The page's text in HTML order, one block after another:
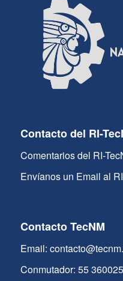
Contacto del RI-
Comentarios del RI-
Envíanos un Email al
Contacto TecNM
Email:
Conmutador: 55